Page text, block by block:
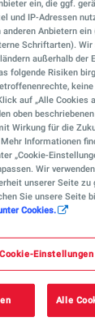
zwischen
Sonnenlicht
Solarthermie
ist
– auf
ein, die ggf.
und IP-Adressen
Anbietern ein
Schriftarten).
außerhalb der
folgende Risiken
auf „Alle Cookies
oben
Wirkung für die
Informationen
„Cookie-
Wir
unserer Seite zu
Sie unsere Seite
Cookies.
Cookie-Einstellungen
Alle